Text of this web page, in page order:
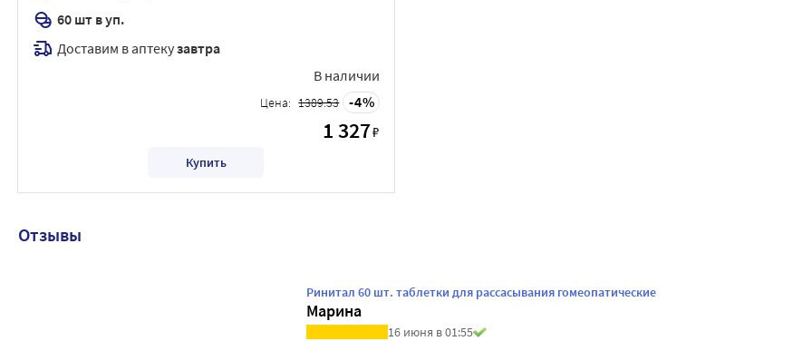
60 шт в уп.
Доставим в аптекузавтра
В наличии
Цена: 1389.53 4
1 327₽
Купить
Отзывы
Ринитал 60 шт. таблетки для рассасывания гомеопатические
Марина
16 июня в 01:55